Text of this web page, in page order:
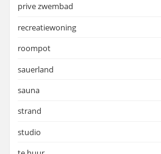
prive zwembad
recreatiewoning
roompot
sauerland
sauna
strand
studio